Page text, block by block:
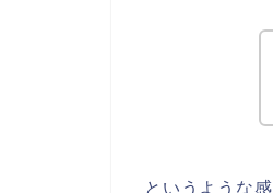
というような